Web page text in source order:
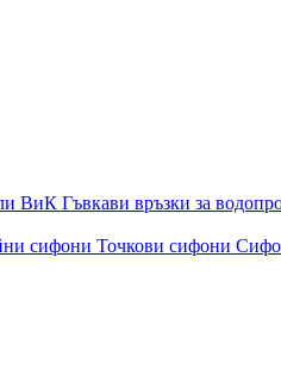
ВиК Гъвкави връзки за
сифони Точкови сифони